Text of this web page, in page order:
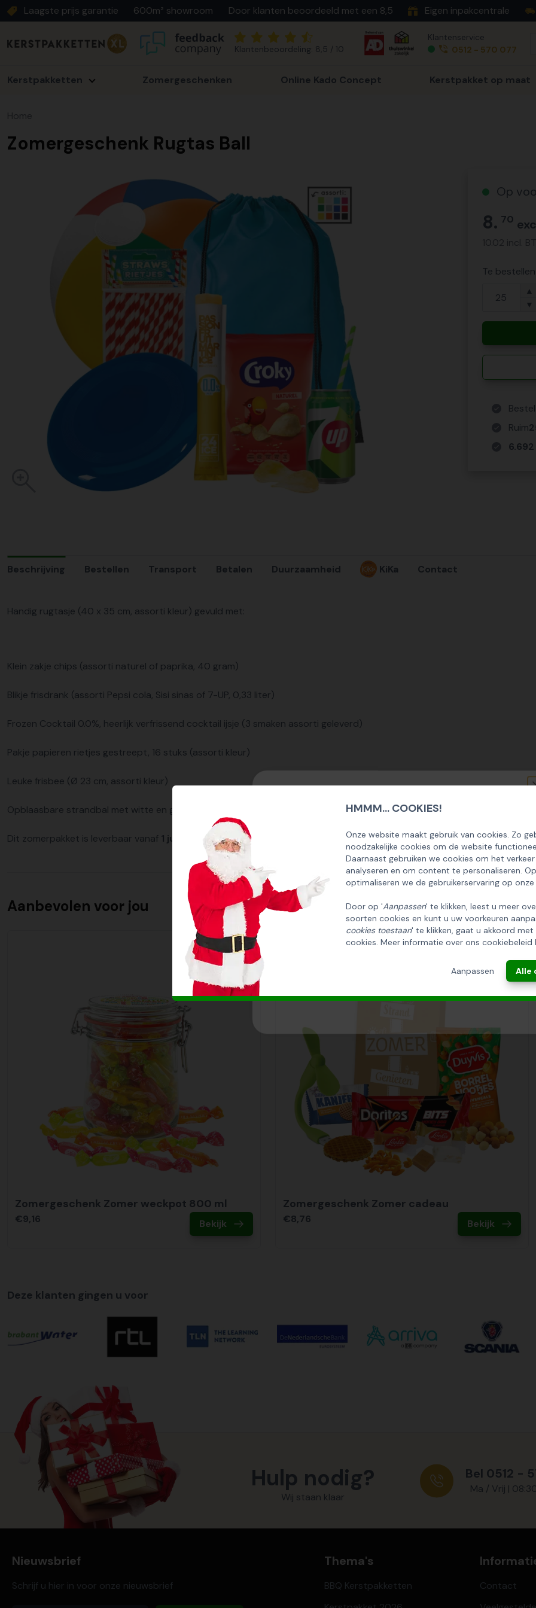
HMMM... COOKIES!
Onze website maakt gebruik van cookies. Zo
noodzakelijke cookies om de website
Daarnaast gebruiken we cookies om het
analyseren en om content te personaliseren.
optimaliseren we de gebruikerservaring op onze
Door op 'Aanpassen' te klikken, leest u meer
soorten cookies en kunt u uw voorkeuren
cookies toestaan' te klikken, gaat u akkoord
cookies. Meer informatie over ons cookiebeleid
Aanpassen Alle
Laagste prijs garantie 600m² showroom Door klanten beoordeeld met een 8,5 Eigen inpakcentrale
Klantenbeoordeling: 8,5 / 10
Klantenservice
0512 - 570 077
Kerstpakketten Zomergeschenken Online Kado Concept Kerstpakket op maat
Zomergeschenk Rugtas Ball
Op
8. 70
Te
▲
▼
Bestel
Ruim
Beschrijving Bestellen Transport Betalen Duurzaamheid KiKa Contact
Handig rugtasje (40 x 35 cm, assorti kleur) gevuld met:
Klein zakje chips (assorti naturel of paprika, 40 gram)
Blikje frisdrank (assorti Pepsi cola, Sisi sinas of 7-UP, 0,33 liter)
Frozen Cocktail 0.0%, heerlijk verfrissend cocktail ijsje (3 smaken assorti geleverd)
Pakje papieren rietjes gestreept, 16 stuks (assorti kleur)
Leuke frisbee (Ø 23 cm, assorti kleur)
Opblaasbare strandbal met witte en gekleurde panelen (assorti kleur)
Dit zomerpakket is leverbaar vanaf 1 juni 2026.
Aanbevolen voor jou
Zomergeschenk Zomer weckpot 800 ml
€9,16 Bekijk
Zomergeschenk Zomer cadeau
€8,76 Bekijk
Deze klanten gingen u voor
Hulp nodig?
Wij staan klaar
Bel 0512 -
Ma / Vrij |
Nieuwsbrief
Schrijf u hier in voor onze nieuwsbrief
Thema's
BBQ Kerstpakketten
Contact
EN ONTVANG 5% KORTING OP DE
HUISCOLLECTIE KERSTPAKKETTEN
Email
INSCHRIJVEN!